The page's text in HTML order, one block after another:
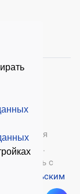
для
с